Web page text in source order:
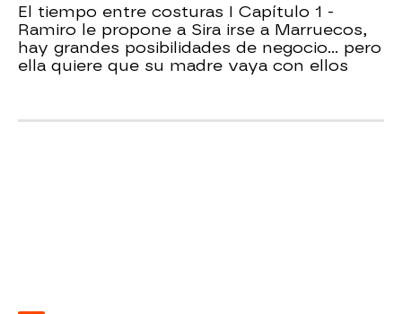
El tiempo entre costuras I Capítulo 1 -
Ramiro le propone a Sira irse a Marruecos,
hay grandes posibilidades de negocio... pero
ella quiere que su madre vaya con ellos